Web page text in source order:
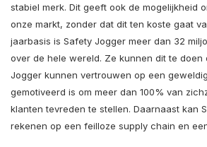
stabiel merk. Dit geeft ook de mogelijkheid
onze markt, zonder dat dit ten koste gaat
jaarbasis is Safety Jogger meer dan 32
over de hele wereld. Ze kunnen dit te doen
Jogger kunnen vertrouwen op een
gemotiveerd is om meer dan 100% van
klanten tevreden te stellen. Daarnaast kan
rekenen op een feilloze supply chain en